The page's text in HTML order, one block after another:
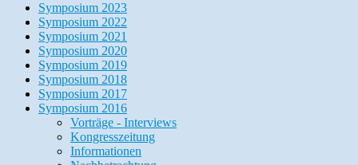
Symposium 2023
Symposium 2022
Symposium 2021
Symposium 2020
Symposium 2019
Symposium 2018
Symposium 2017
Symposium 2016
Vorträge - Interviews
Kongresszeitung
Informationen